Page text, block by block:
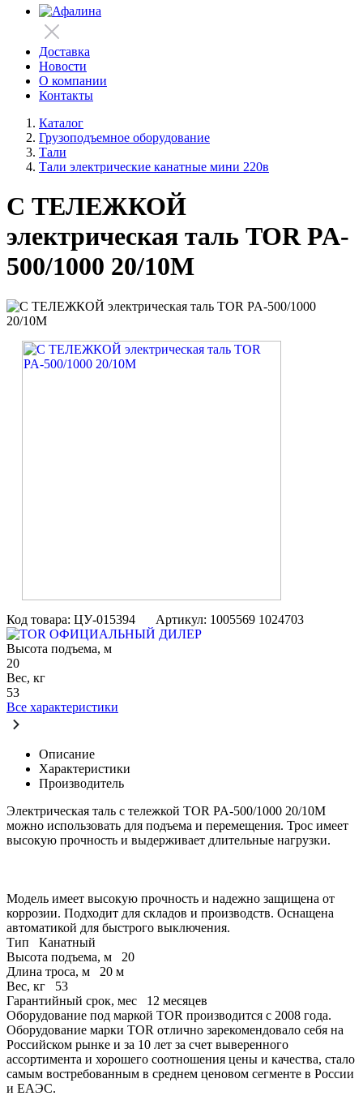
Доставка
Новости
О компании
Контакты
Каталог
Грузоподъемное оборудование
Тали
Тали электрические канатные мини 220в
С ТЕЛЕЖКОЙ
электрическая таль TOR PA-
500/1000 20/10M
Код товара: ЦУ-015394
Артикул: 1005569 1024703
ОФИЦИАЛЬНЫЙ ДИЛЕР
Высота подъема, м
20
Вес, кг
53
Все характеристики
Описание
Характеристики
Производитель
Электрическая таль с тележкой TOR PA-500/1000 20/10M
можно использовать для подъема и перемещения. Трос имеет
высокую прочность и выдерживает длительные нагрузки.
Модель имеет высокую прочность и надежно защищена от
коррозии. Подходит для складов и производств. Оснащена
автоматикой для быстрого выключения.
Тип
Канатный
Высота подъема, м
20
Длина троса, м
20 м
Вес, кг
53
Гарантийный срок, мес
12 месяцев
Оборудование под маркой TOR производится с 2008 года.
Оборудование марки TOR отлично зарекомендовало себя на
Российском рынке и за 10 лет за счет выверенного
ассортимента и хорошего соотношения цены и качества, стало
самым востребованным в среднем ценовом сегменте в России
и ЕАЭС.